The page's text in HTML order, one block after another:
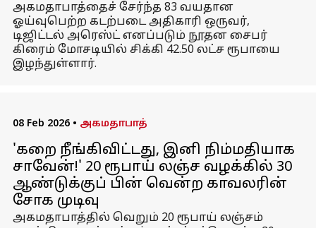
அகமதாபாத்தைச் சேர்ந்த 83 வயதான
ஓய்வுபெற்ற கடற்படை அதிகாரி ஒருவர்,
டிஜிட்டல் அரெஸ்ட் எனப்படும் நூதன சைபர்
கிரைம் மோசடியில் சிக்கி 42.50 லட்ச ரூபாயை
இழந்துள்ளார்.
08 Feb 2026 • அகமதாபாத்
'கறை நீங்கிவிட்டது, இனி நிம்மதியாக
சாவேன்!' 20 ரூபாய் லஞ்ச வழக்கில் 30
ஆண்டுக்குப் பின் வென்ற காவலரின்
சோக முடிவு
அகமதாபாத்தில் வெறும் 20 ரூபாய் லஞ்சம்